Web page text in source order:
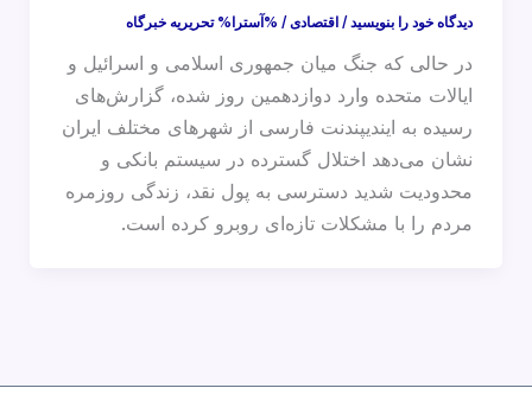
دیدگاه‌ خود را بنویسید / اقتصادی/ %آسترا% تحریریه خبرگاه
در حالی که جنگ میان جمهوری اسلامی و اسرائیل و
ایالات متحده وارد دوازدهمین روز شده، گزارش‌های
رسیده به ایندیپندنت فارسی از شهرهای مختلف ایران
نشان می‌دهد اختلال‌ گسترده در سیستم بانکی و
محدودیت شدید دسترسی به پول نقد، زندگی روزمره
مردم را با مشکلات تازه‌ای روبرو کرده است.